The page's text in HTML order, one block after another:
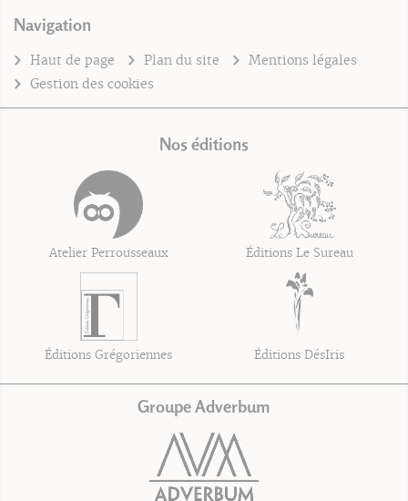
Navigation
Haut de page Plan du site
Mentions légales
Gestion des cookies
Nos éditions
Atelier Perrousseaux Éditions Le Sureau
Éditions Grégoriennes Éditions DésIris
Groupe Adverbum